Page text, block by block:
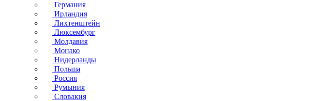
Германия
Ирландия
Лихтенштейн
Люксембург
Молдавия
Монако
Нидерланды
Польша
Россия
Румыния
Словакия